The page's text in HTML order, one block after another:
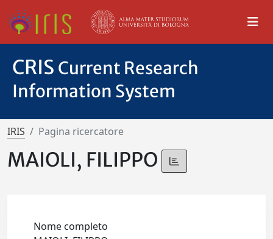
CRIS Current Research
Information System
IRIS Pagina ricercatore
MAIOLI, FILIPPO
Nome completo